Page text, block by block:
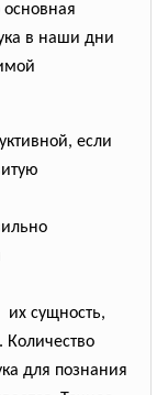
основная
в наши дни
если
их сущность,
Количество
для познания